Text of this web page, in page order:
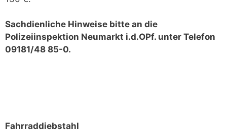
Sachdienliche Hinweise bitte an die
Polizeiinspektion Neumarkt i.d.OPf. unter Telefon
09181/48 85-0.
Fahrraddiebstahl